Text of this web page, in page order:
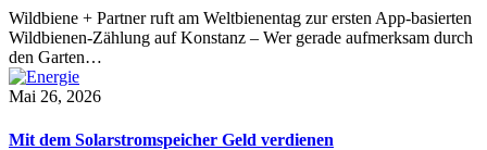
Wildbiene + Partner ruft am Weltbienentag zur ersten App-basierten
Wildbienen-Zählung auf Konstanz – Wer gerade aufmerksam durch
den Garten…
Mai 26, 2026
Mit dem Solarstromspeicher Geld verdienen